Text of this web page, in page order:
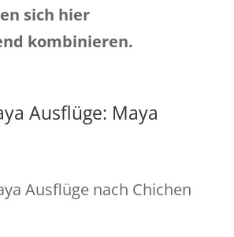
sich hier
kombinieren.
Ausflüge: Maya